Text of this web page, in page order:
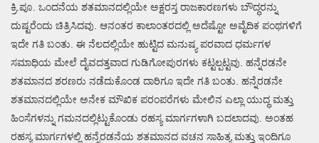
ಕ್ರಿ.ಪೂ. ಒಂದನೆಯ ಶತಮಾನದಲ್ಲಿಯೇ ಅಕ್ಷರಸ್ತ ರಾಜಕಾರಣಗಳು ಬೌದ್ಧರನ್ನು
ದುಷ್ಟರೆಂದು ಚಿತ್ರಿಸಿದವು. ಆನಂತರ ಕಾಲಾಂತರದಲ್ಲಿ ಅದೆಷ್ಟೋ ಅವೈದಿಕ ಪಂಥಗಳಿಗೆ
ಇದೇ ಗತಿ ಬಂತು. ಈ ನೆಲದಲ್ಲಿಯೇ ಹುಟ್ಟಿದ ಮನುಷ್ಯ ಪರವಾದ ಧರ್ಮಗಳ
ಸಮಾಧಿಯ ಮೇಲೆ ದೈವದತ್ತವಾದ ಗುಡಿಗೋಪುರಗಳು ಕಟ್ಟಲ್ಪಟ್ಟವು. ಹನ್ನೆರಡನೇ
ಶತಮಾನದ ಶರಣರು ನಡೆದುಕೊಂಡ ದಾರಿಗೂ ಇದೇ ಗತಿ ಬಂತು. ಹನ್ನೆರಡನೇ
ಶತಮಾನದಲ್ಲಿಯೇ ಅನೇಕ ಮೌಖಿಕ ಪರಂಪರೆಗಳು ಮೇಲಿನ ಎಲ್ಲಾ ಯುದ್ಧ ಮತ್ತು
ಹಿಂಸೆಗಳನ್ನು ಗಮನದಲ್ಲಿಟ್ಟುಕೊಂಡು ರಹಸ್ಯ ಮಾರ್ಗಗಳಾಗಿ ಬದಲಾದವು. ಅಂತಹ
ರಹಸ್ಯ ಮಾರ್ಗಗಳಲ್ಲಿ ಹನ್ನೆರಡನೆಯ ಶತಮಾನದ ವಚನ ಸಾಹಿತ್ಯ ಮತ್ತು ಇಂದಿಗೂ